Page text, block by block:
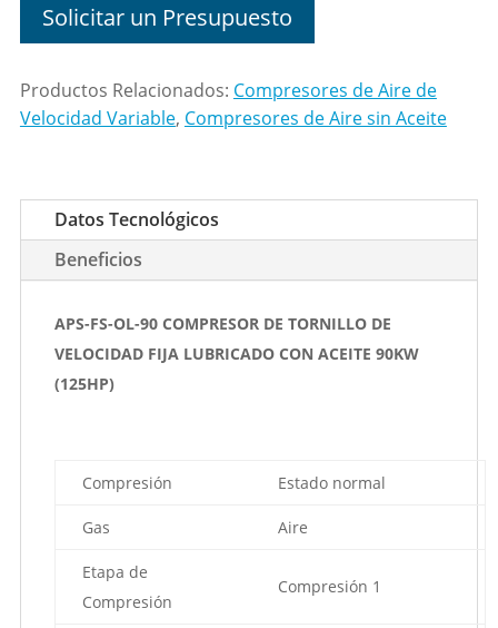
Solicitar un Presupuesto
Productos Relacionados: Compresores de Aire de
Velocidad Variable, Compresores de Aire sin Aceite
Datos Tecnológicos
Beneficios
APS-FS-OL-90 COMPRESOR DE TORNILLO DE
VELOCIDAD FIJA LUBRICADO CON ACEITE 90KW
(125HP)
Compresión Estado normal
Gas Aire
Etapa de
Compresión
Compresión 1